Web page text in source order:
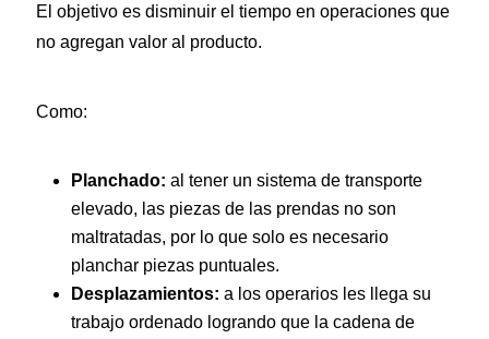
El objetivo es disminuir el tiempo en operaciones que
no agregan valor al producto.
Como:
Planchado: al tener un sistema de transporte
elevado, las piezas de las prendas no son
maltratadas, por lo que solo es necesario
planchar piezas puntuales.
Desplazamientos: a los operarios les llega su
trabajo ordenado logrando que la cadena de